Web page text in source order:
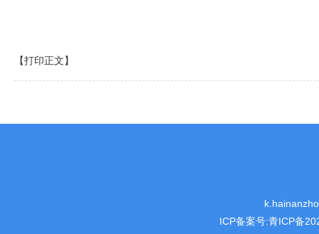
【打印正文】
ICP备案号:青ICP备